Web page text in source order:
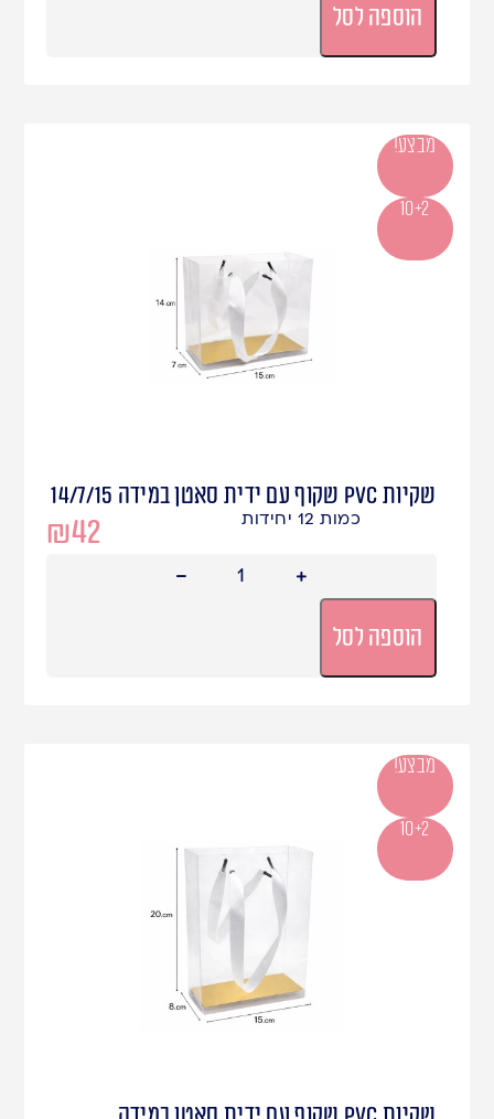
הוספה לסל
שקיות PVC שקוף עם ידית סאטן במידה 14/7/15
₪42 כמות 12 יחידות
הוספה לסל
מבצע!
10+2
מבצע!
10+2